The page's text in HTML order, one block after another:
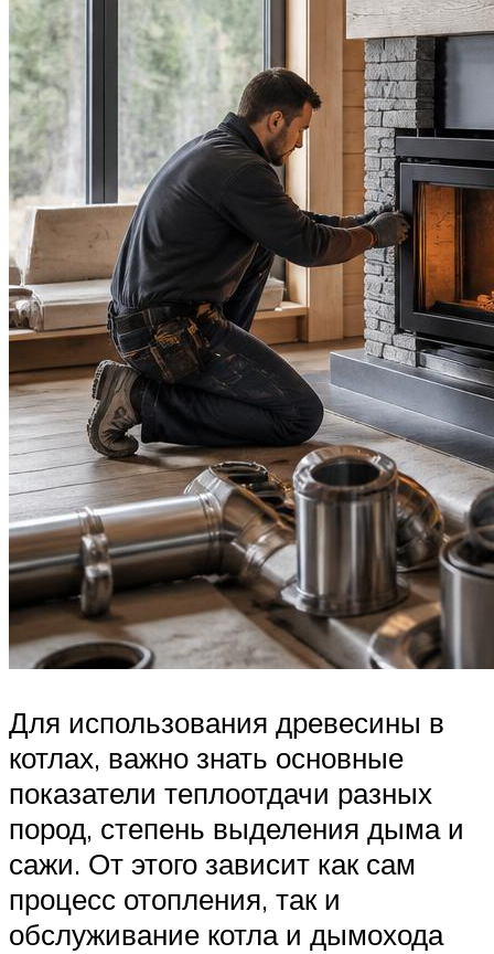
Для использования древесины в
котлах, важно знать основные
показатели теплоотдачи разных
пород, степень выделения дыма и
сажи. От этого зависит как сам
процесс отопления, так и
обслуживание котла и дымохода